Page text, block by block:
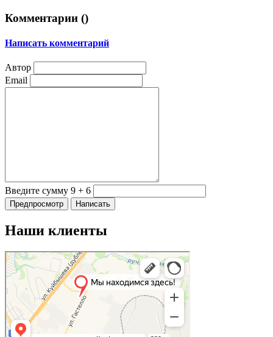
Комментарии ()
Написать комментарий
Автор
Email
Введите сумму 9 + 6
Наши клиенты